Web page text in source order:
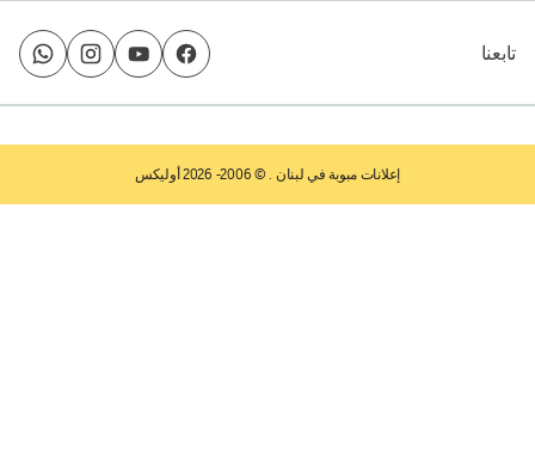
تابعنا
إعلانات مبوبة في لبنان . © 2006- 2026 أوليكس